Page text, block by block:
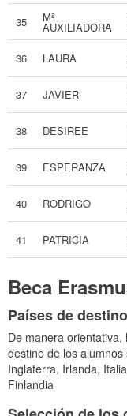
35 Mª
AUXILIADORA
36 LAURA
37 JAVIER
38 DESIREE
39 ESPERANZA
40 RODRIGO
41 PATRICIA
Beca
Países de destino
De manera orientativa,
destino de los alumnos
Inglaterra, Irlanda,
Finlandia